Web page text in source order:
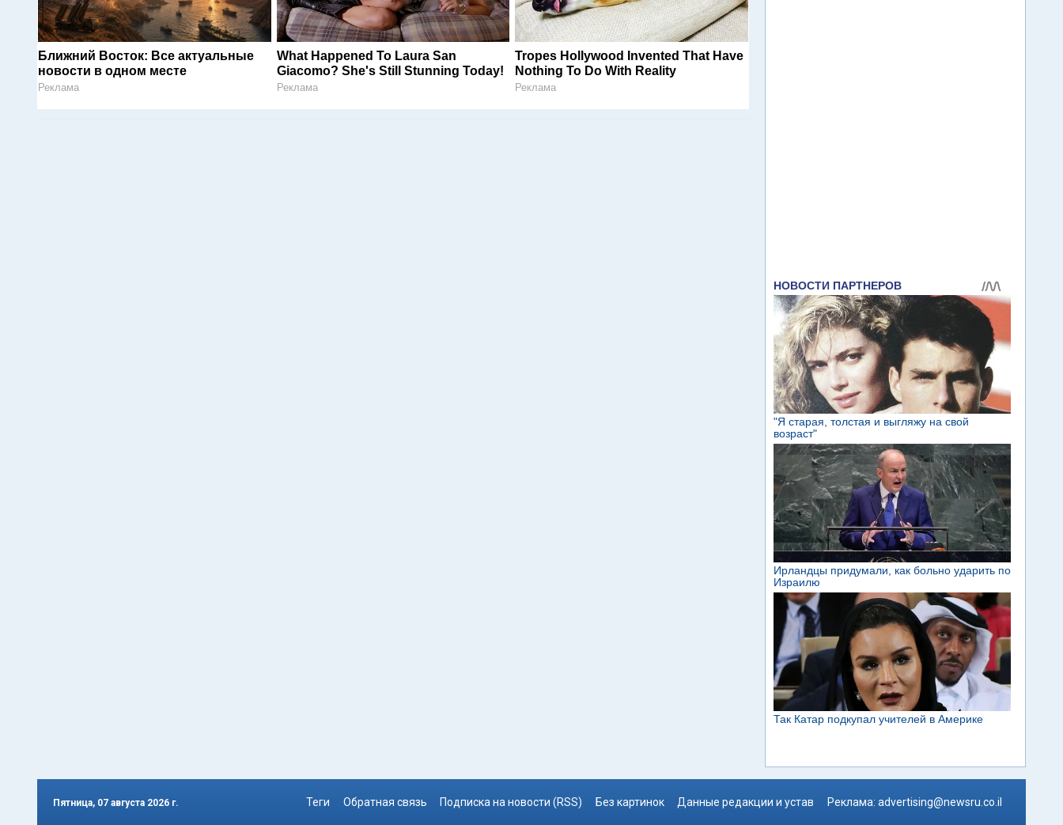
Ближний Восток: Все актуальные
новости в одном месте
Реклама
What Happened To Laura San
Giacomo? She's Still Stunning Today!
Реклама
Tropes Hollywood Invented That Have
Nothing To Do With Reality
Реклама
Пятница, 07 августа 2026 г. Теги Обратная связь Подписка на новости (RSS) Без картинок Данные редакции и устав Реклама: advertising@newsru.co.il